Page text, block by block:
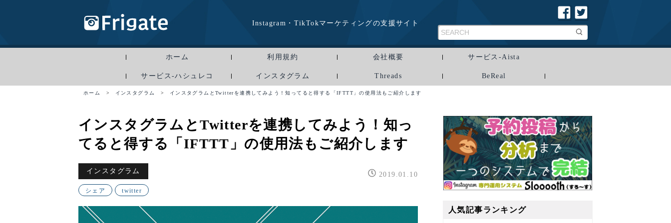
Instagram・TikTokマーケティングの支援サイト
ホーム 利用規約 会社概要 サービス-Aista
サービス-ハシュレコ インスタグラム Threads BeReal
ホーム > インスタグラム > インスタグラムとTwitterを連携してみよう！知ってると得する「IFTTT」の使用法もご紹介します
インスタグラムとTwitterを連携してみよう！知っ
てると得する「IFTTT」の使用法もご紹介します
インスタグラム 2019.01.10
シェア twitter
人気記事ランキング